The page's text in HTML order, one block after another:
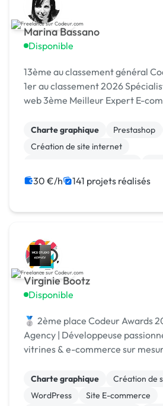
Marina Bassano
Disponible
13ème au classement général
1er au classement 2026
web 3ème Meilleur Expert E-
2024
Charte graphique Prestashop
Création de site internet
SEO / GEO
CSS, HTML, XML
30 €/h 141 projets réalisés
Virginie Bootz
Disponible
🥈 2ème place Codeur Awards
Agency | Développeuse
vitrines & e-commerce sur
Charte graphique
Création de
WordPress
Site E-commerce